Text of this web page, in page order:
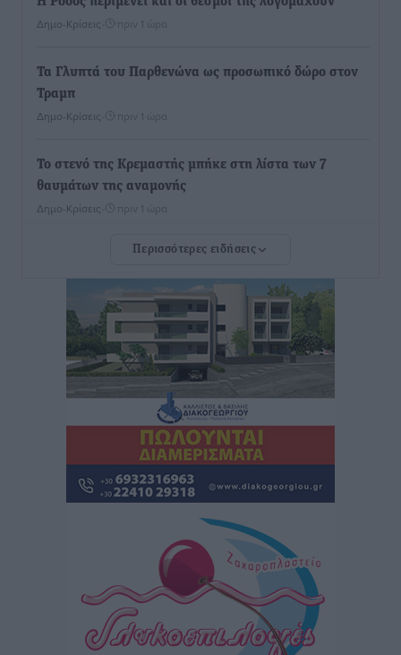
Δημο-Κρίσεις πριν 1 ώρα
Τα Γλυπτά του Παρθενώνα ως προσωπικό δώρο στον
Τραμπ
Δημο-Κρίσεις πριν 1 ώρα
Το στενό της Κρεμαστής μπήκε στη λίστα των 7
θαυμάτων της αναμονής
Δημο-Κρίσεις πριν 1 ώρα
ΣΕΤΕ: Σημαντική θεσμική εξέλιξη η ΚΥΑ για το ΕΧΠ
για τον τουρισμό
πριν 1 ώρα
Γ. Χατζημάρκος: “Δύο μεγάλες δεσμεύσεις
Γεωργιάδη” – Κίνητρα για τους γιατρούς των νησιών
και συνεργασία Ρόδου με το Αττικόν για το
πριν 2 ώρες
Σούπερ μάρκετ: Διευρύνεται η εθνική πρωτοβουλία
για τις τιμές – Eρχονται νέες συμμετοχές εταιρειών
Συνελήφθησαν έξι άτομα για ηχορύπανση από
καταστήματα στο Νότιο Αιγαίο
Τοπικές Ειδήσεις• πριν 2 ώρες
Περισσότερες ειδήσεις